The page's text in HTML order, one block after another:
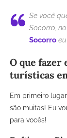
Se você
Socorro,
Socorro
O que fazer
turísticas
Em primeiro
são muitas! Eu
para vocês!